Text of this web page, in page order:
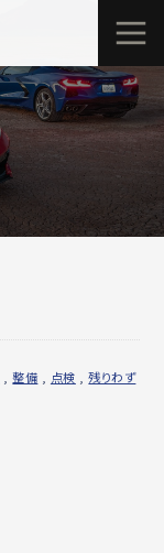
,整備 点検 ,残りわず